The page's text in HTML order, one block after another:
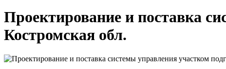
Проектирование и поставка
Костромская обл.